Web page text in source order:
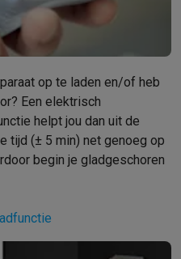
Tablets met ecocheques
je oud elektro
op groot elektroSolden op
CashbacksSolden
prijsgarantie
Ecocheques
Welke
op te laden en/of heb
Een elektrisch
helpt jou dan uit de
tijd (± 5 min) net genoeg op
begin je gladgeschoren